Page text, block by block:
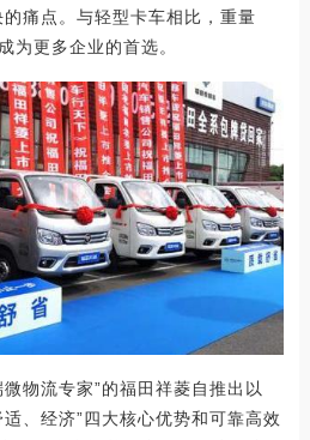
痛点。与轻型卡车相比，重量
为更多企业的首选。
物流专家”的福田祥菱自推出以
、经济”四大核心优势和可靠高效